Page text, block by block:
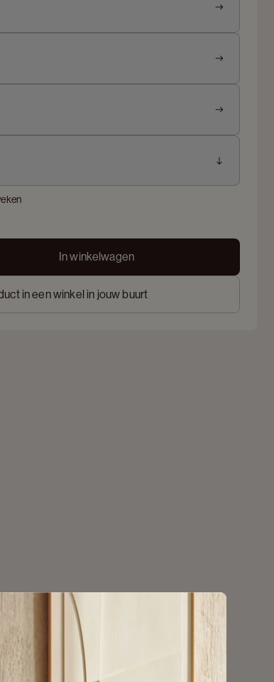
In winkelwagen
in een winkel in jouw buurt